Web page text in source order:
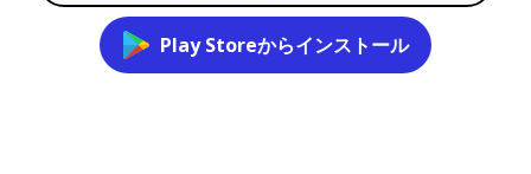
Play Storeからインストール